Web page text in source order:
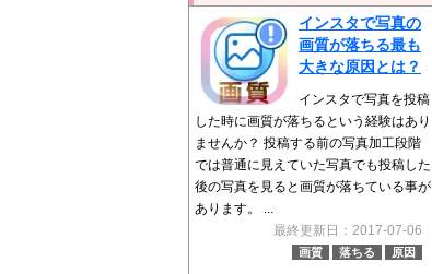
インスタで写真の
画質が落ちる最も
大きな原因とは？
インスタで写真を投稿
した時に画質が落ちるという経験はあり
ませんか？ 投稿する前の写真加工段階
では普通に見えていた写真でも投稿した
後の写真を見ると画質が落ちている事が
あります。 ...
最終更新日：2017-07-06
画質 落ちる 原因